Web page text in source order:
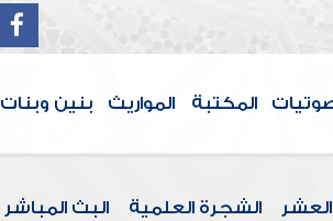
المكتبة المواريث بنين وبنات
العشر الشجرة العلمية البث المباشر